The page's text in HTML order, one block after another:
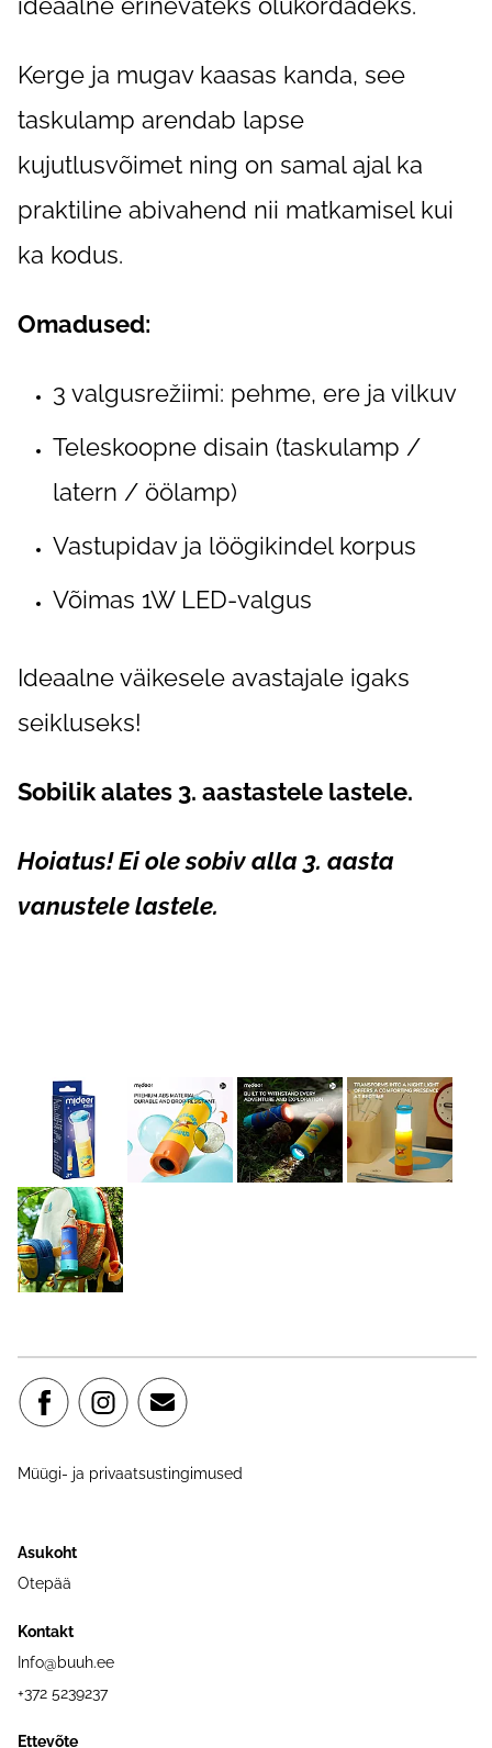
Kerge ja mugav kaasas kanda, see
taskulamp arendab lapse
kujutlusvõimet ning on samal ajal ka
praktiline abivahend nii matkamisel kui
ka kodus.
Omadused:
3 valgusrežiimi: pehme, ere ja vilkuv
Teleskoopne disain (taskulamp /
latern / öölamp)
Vastupidav ja löögikindel korpus
Võimas 1W LED-valgus
Ideaalne väikesele avastajale igaks
seikluseks!
Sobilik alates 3. aastastele lastele.
Hoiatus! Ei ole sobiv alla 3. aasta
vanustele lastele.
Müügi- ja privaatsustingimused
Asukoht
Otepää
Kontakt
Info@buuh.ee
+372 5239237
Ettevõte